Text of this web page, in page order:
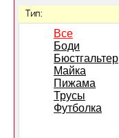
Тип:
Все
Боди
Бюстгальтер
Майка
Пижама
Трусы
Футболка